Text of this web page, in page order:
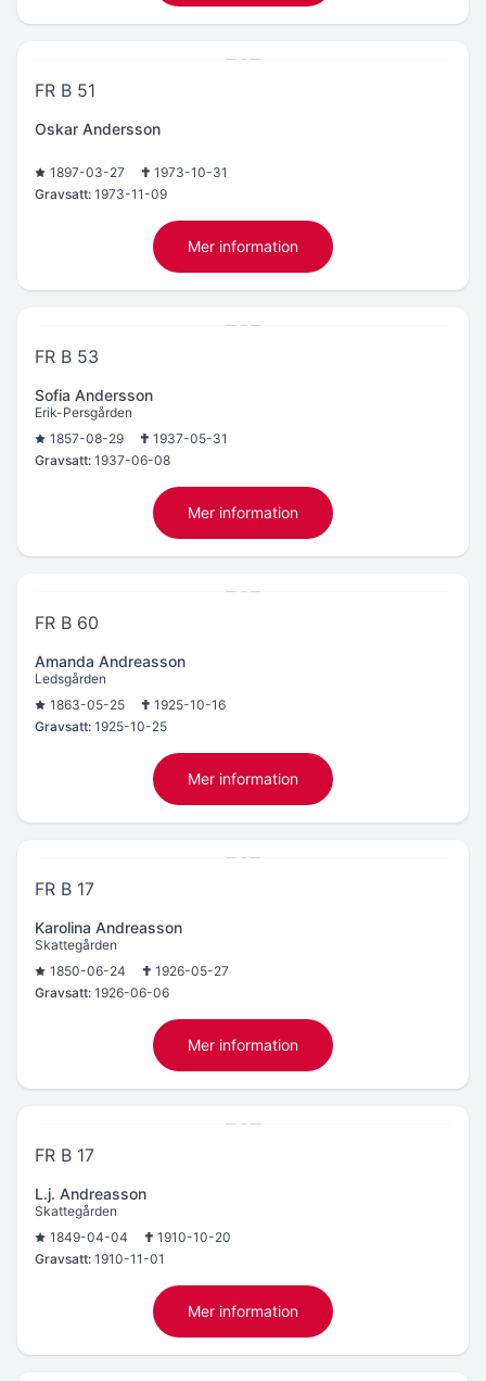
FR B 51
Oskar Andersson
1897-03-27
1973-10-31
Gravsatt: 1973-11-09
Mer information
FR B 53
Sofia Andersson
Erik-Persgården
1857-08-29
1937-05-31
Gravsatt: 1937-06-08
Mer information
FR B 60
Amanda Andreasson
Ledsgården
1863-05-25
1925-10-16
Gravsatt: 1925-10-25
Mer information
FR B 17
Karolina Andreasson
Skattegården
1850-06-24
1926-05-27
Gravsatt: 1926-06-06
Mer information
FR B 17
L.j. Andreasson
Skattegården
1849-04-04
1910-10-20
Gravsatt: 1910-11-01
Mer information